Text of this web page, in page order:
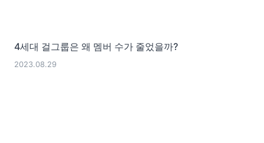
4세대 걸그룹은 왜 멤버 수가 줄었을까?
2023.08.29